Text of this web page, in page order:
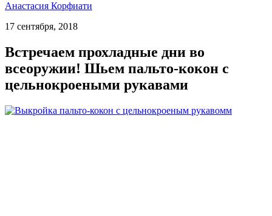
Анастасия Корфиати
17 сентября, 2018
Встречаем прохладные дни во
всеоружии! Шьем пальто-кокон с
цельнокроеными рукавами